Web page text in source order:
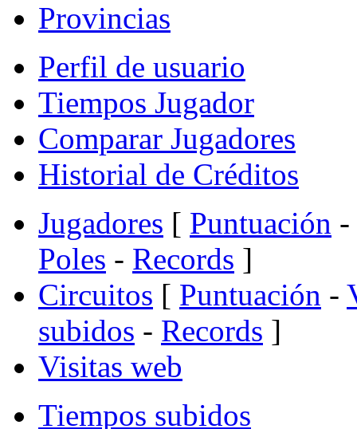
Provincias
Perfil de usuario
Tiempos Jugador
Comparar Jugadores
Historial de Créditos
Jugadores [ Puntuación -
Poles - Records ]
Circuitos [ Puntuación -
subidos - Records ]
Visitas web
Tiempos subidos